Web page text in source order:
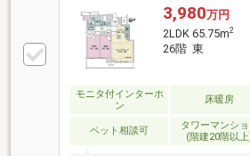
等、収納豊富な間取り・ペット
有)・防犯面に配慮されたオー
(LD)・食洗機／ディスポーザー
バリュ岐阜元町店 徒歩8分(約
探しをお手伝いします ━━━━━
ご相談はお気軽にお問い合わせ
3,980万円
2LDK 65.75m2
26階 東
モニタ付インターホ
ン
床暖房
ペット相談可
タワーマンシ
(階建20階以